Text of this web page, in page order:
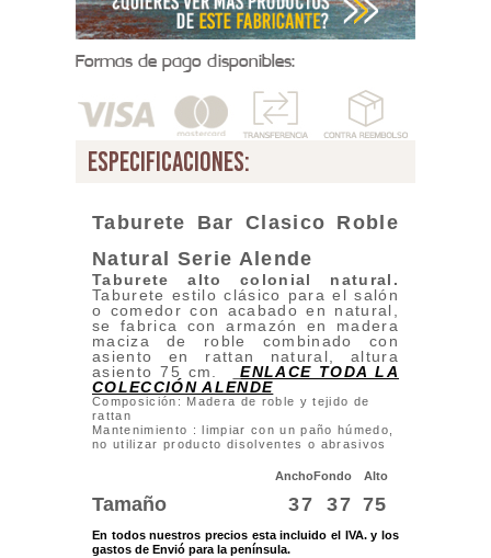
Formas de pago disponibles:
especificaciones:
Taburete Bar Clasico Roble
Natural Serie Alende
Taburete alto colonial natural .
Taburete estilo clásico para el salón
o comedor con acabado en natural,
se fabrica con armazón en madera
maciza de roble combinado con
asiento en rattan natural, altura
asiento 75 cm.
ENLACE TODA LA
COLECCIÓN ALENDE
Composición: Madera de roble y tejido de
rattan
Mantenimiento : limpiar con un paño húmedo,
no utilizar producto disolventes o abrasivos
AnchoFondo Alto
Tamaño 37 37 75
En todos nuestros precios esta incluido el IVA. y los
gastos de Envió para la península.